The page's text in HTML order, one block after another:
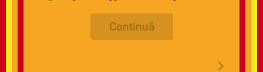
Continuă